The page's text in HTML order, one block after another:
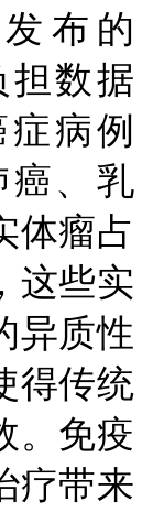
布的
担数据
病例
癌、乳
体瘤占
这些实
异质性
得传统
。免疫
疗带来